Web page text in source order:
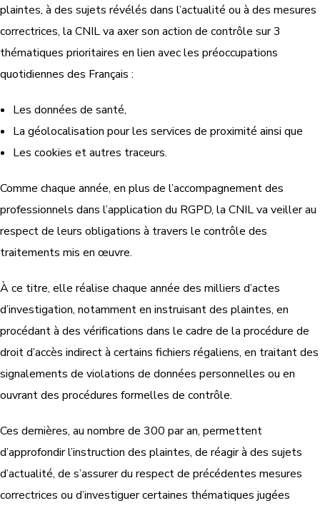
plaintes, à des sujets révélés dans l’actualité ou à des mesures
correctrices, la CNIL va axer son action de contrôle sur 3
thématiques prioritaires en lien avec les préoccupations
quotidiennes des Français :
Les données de santé,
La géolocalisation pour les services de proximité ainsi que
Les cookies et autres traceurs.
Comme chaque année, en plus de l’accompagnement des
professionnels dans l’application du RGPD, la CNIL va veiller au
respect de leurs obligations à travers le contrôle des
traitements mis en œuvre.
À ce titre, elle réalise chaque année des milliers d’actes
d’investigation, notamment en instruisant des plaintes, en
procédant à des vérifications dans le cadre de la procédure de
droit d’accès indirect à certains fichiers régaliens, en traitant des
signalements de violations de données personnelles ou en
ouvrant des procédures formelles de contrôle.
Ces dernières, au nombre de 300 par an, permettent
d’approfondir l’instruction des plaintes, de réagir à des sujets
d’actualité, de s’assurer du respect de précédentes mesures
correctrices ou d’investiguer certaines thématiques jugées